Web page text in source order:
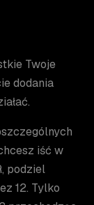
Twoje
dodania
iść w
podziel
12. Tylko